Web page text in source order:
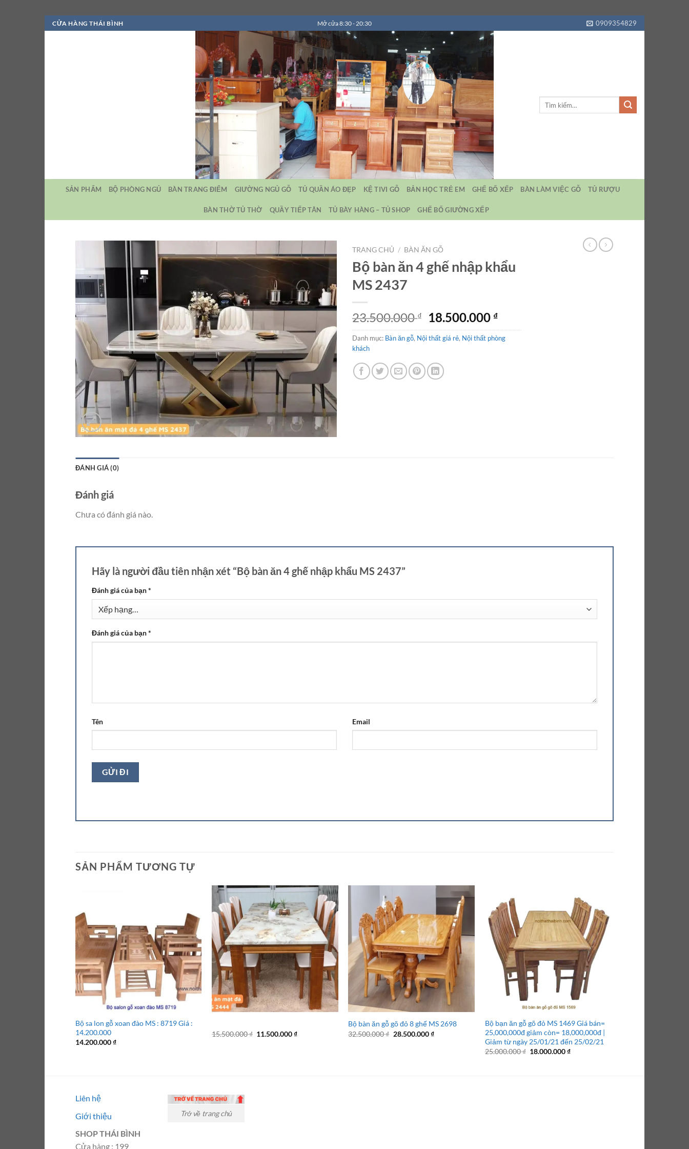
Bỏ
qua
CỬA HÀNG THÁI BÌNH Mở cửa 8:30 - 20:30 0909354829
SẢN PHẨM BỘ PHÒNG NGỦ BÀN TRANG ĐIỂM GIƯỜNG NGỦ GỖ TỦ QUẦN ÁO ĐẸP KỆ TIVI GỖ BẢN HỌC TRẺ EM GHẾ BỐ XẾP BÀN LÀM VIỆC GỖ TỦ RƯỢU
BÀN THỜ TỦ THỜ QUẦY TIẾP TÂN TỦ BÀY HÀNG – TỦ SHOP GHẾ BỐ GIƯỜNG XẾP
TRANG CHỦ / BÀN ĂN GỖ
Bộ bàn ăn 4 ghế nhập khẩu
MS 2437
23.500.000₫
Giá
gốc
là:
18.500.000 ₫Giá
hiện
tại
Danh mục: Bàn ăn gỗ, Nội thất giá rẻ, Nội thất phòng
khách
ĐÁNH GIÁ (0)
Đánh giá
Chưa có đánh giá nào.
Hãy là người đầu tiên nhận xét “Bộ bàn ăn 4 ghế nhập khẩu MS 2437”
Đánh giá của bạn*
Đánh giá của bạn*
Tên Email
SẢN PHẨM TƯƠNG TỰ
Bộ sa lon gỗ xoan đào MS : 8719 Giá :
14.200.000
14.200.000₫
15.500.000₫ Giá
11.500.000₫Giá
Bộ bàn ăn gỗ gõ đỏ 8 ghế MS 2698
32.500.000₫ Giá
28.500.000₫Giá
Bộ bạn ăn gỗ gõ đỏ MS 1469 Giá bán=
25,000,000đ giảm còn= 18,000,000đ |
Giảm từ ngày 25/01/21 đến 25/02/21
25.000.000₫ Giá
18.000.000₫Giá
Liên hệ
Giới thiệu
SHOP THÁI BÌNH
Cửa hàng : 199
Trở về trang chủ